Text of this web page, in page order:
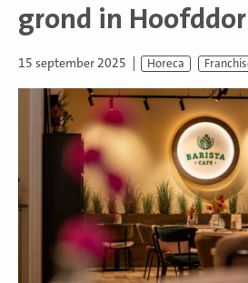
grond in
15 september 2025 Horeca